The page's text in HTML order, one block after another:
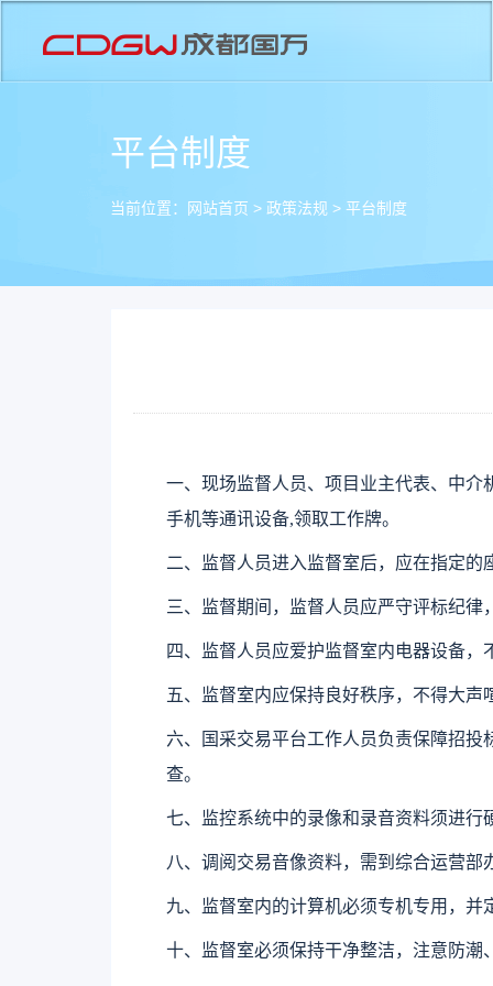
平台制度
当前位置： 网站首页 > 政策法规 > 平台制度
一、 现场监督人员、项目业主代表、中介
手机等通讯设备,领取工作牌。
二、监督人员进入监督室后，应在指定
三、监督期间，监督人员应严守评标纪
四、监督人员应爱护监督室内电器设备
五、监督室内应保持良好秩序，不得大
六、国采交易平台工作人员负责保障招
查。
七、监控系统中的录像和录音资料须进行
八、调阅交易音像资料，需到综合运营
九、监督室内的计算机必须专机专用，
十、监督室必须保持干净整洁，注意防潮